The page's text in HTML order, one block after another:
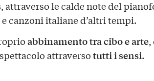
, attraverso le calde note del
e canzoni italiane d’altri tempi.
abbinamento tra cibo e arte,
attraversotutti i sensi.